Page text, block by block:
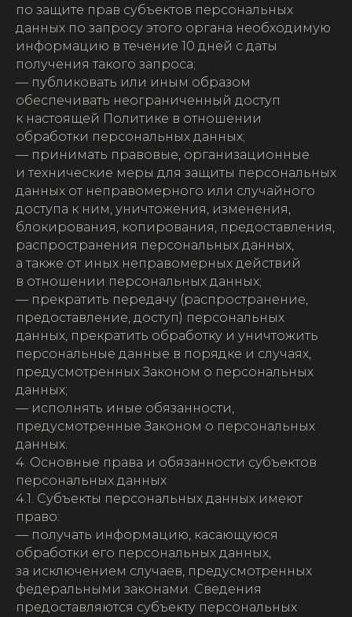
по защите прав субъектов персональных
данных по запросу этого органа необходимую
информацию в течение 10 дней с даты
получения такого запроса;
— публиковать или иным образом
обеспечивать неограниченный доступ
к настоящей Политике в отношении
обработки персональных данных;
— принимать правовые, организационные
и технические меры для защиты персональных
данных от неправомерного или случайного
доступа к ним, уничтожения, изменения,
блокирования, копирования, предоставления,
распространения персональных данных,
а также от иных неправомерных действий
в отношении персональных данных;
— прекратить передачу (распространение,
предоставление, доступ) персональных
данных, прекратить обработку и уничтожить
персональные данные в порядке и случаях,
предусмотренных Законом о персональных
данных;
— исполнять иные обязанности,
предусмотренные Законом о персональных
данных.
4. Основные права и обязанности субъектов
персональных данных
4.1. Субъекты персональных данных имеют
право:
— получать информацию, касающуюся
обработки его персональных данных,
за исключением случаев, предусмотренных
федеральными законами. Сведения
предоставляются субъекту персональных